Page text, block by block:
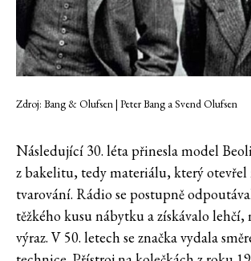
Zdroj: Bang & Olufsen | Peter Bang a Svend Olufsen
Následující 30. léta přinesla model
z bakelitu, tedy materiálu, který otevřel
tvarování. Rádio se postupně
těžkého kusu nábytku a získávalo lehčí,
výraz. V 50. letech se značka vydala